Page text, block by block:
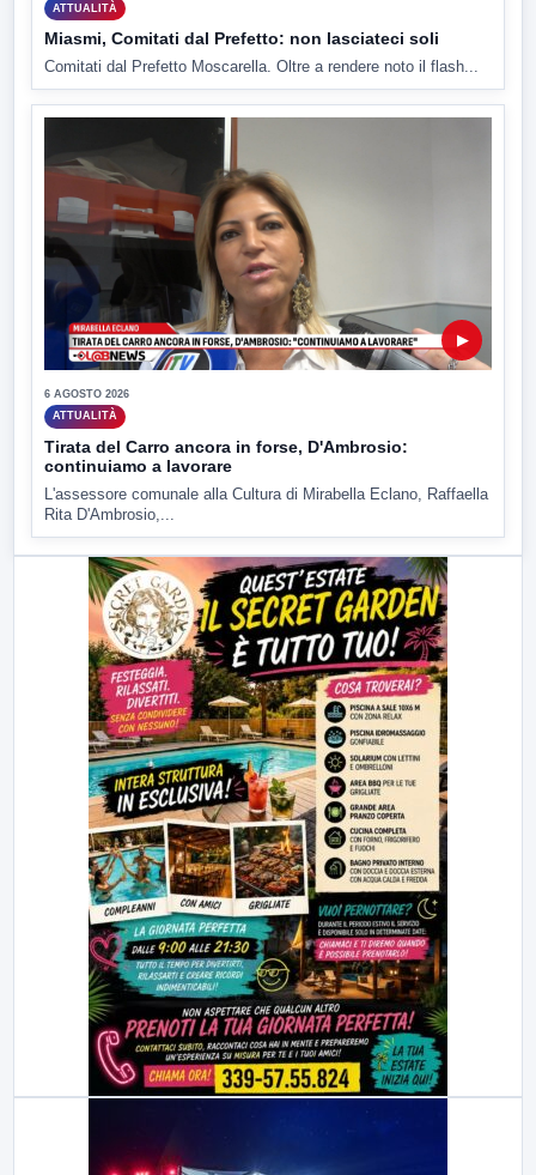
ATTUALITÀ
Miasmi, Comitati dal Prefetto: non lasciateci soli
Comitati dal Prefetto Moscarella. Oltre a rendere noto il flash...
▶
6 AGOSTO 2026
ATTUALITÀ
Tirata del Carro ancora in forse, D'Ambrosio:
continuiamo a lavorare
L'assessore comunale alla Cultura di Mirabella Eclano, Raffaella
Rita D'Ambrosio,...